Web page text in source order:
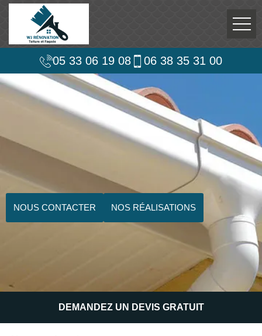
05 33 06 19 08 06 38 35 31 00
NOUS CONTACTER NOS RÉALISATIONS
DEMANDEZ UN DEVIS GRATUIT